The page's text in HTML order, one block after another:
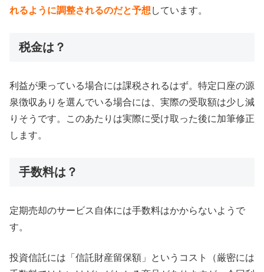
れるように調整されるのだと予想 しています。
税金は？
利益が乗っている場合には課税されるはず。特定口座の源
泉徴収ありを選んでいる場合には、実際の受取額は少し減
りそうです。このあたりは実際に受け取った後に加筆修正
します。
手数料は？
定期売却のサービス自体には手数料はかからないようで
す。
投資信託には「信託財産留保額」というコスト（厳密には